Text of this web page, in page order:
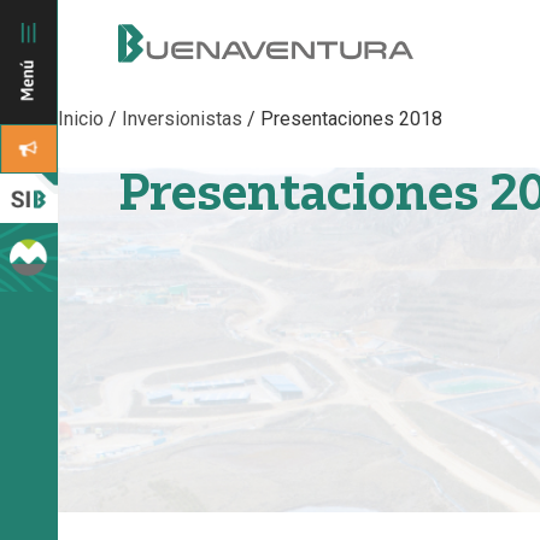
Inicio / Inversionistas / Presentaciones 2018
Presentaciones